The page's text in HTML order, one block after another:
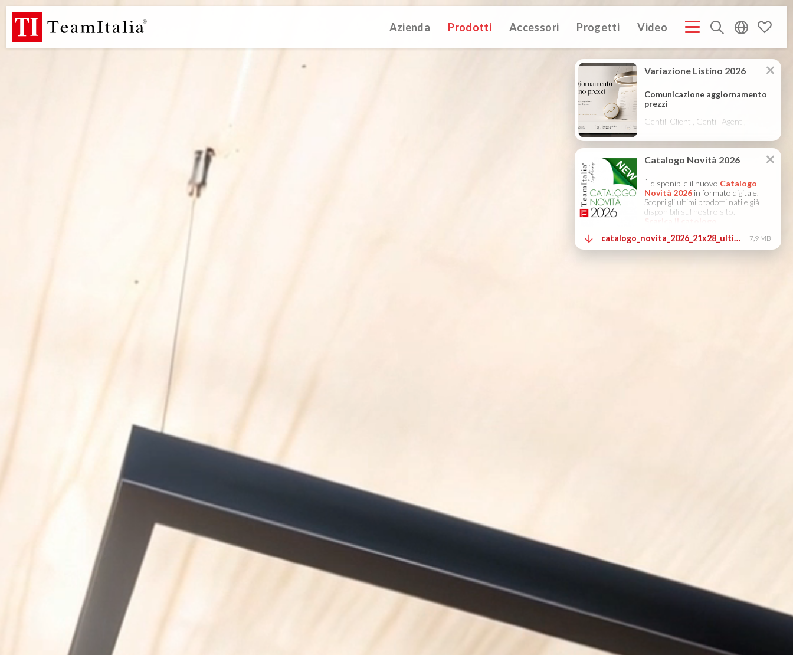
R Azienda Prodotti Accessori Progetti Video
Listino Prezzi - 2026 Catalogo Novità 2026 DECORATIVE CATALOGUE 2025 TECHNICAL CATALOGUE 2025 COMPANY PROFILE ITA COMPANY PROFILE GB
COMPANY PROFILE